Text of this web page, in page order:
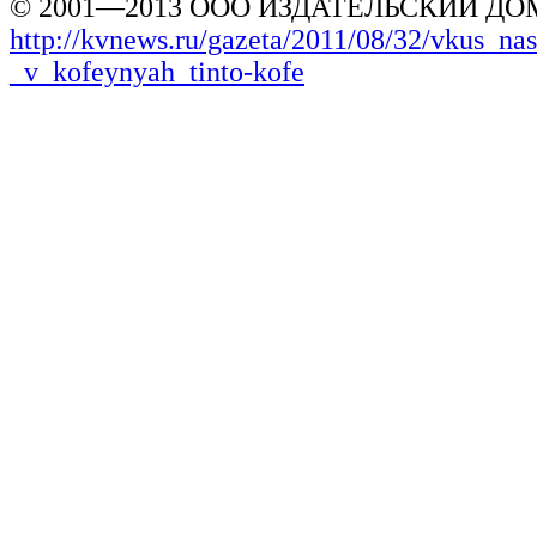
© 2001—2013 ООО ИЗДАТЕЛЬСКИЙ
http://kvnews.ru/gazeta/2011/08/32/
_v_kofeynyah_tinto-kofe